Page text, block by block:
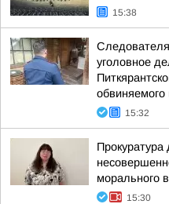
15:38
уголовное
обвиняемого
15:32
морального
15:30